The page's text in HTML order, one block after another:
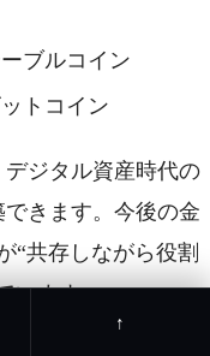
↑
ブルコイン
トコイン
ジタル資産時代の
きます。今後の金
“共存しながら役割
います。